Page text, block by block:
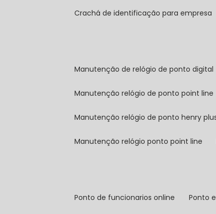
crachá de identificação para empresa
manutenção de relógio de ponto digital
manutenção relógio de ponto point line
manutenção relógio de ponto henry
manutenção relógio ponto point line
ponto de funcionarios online ponto